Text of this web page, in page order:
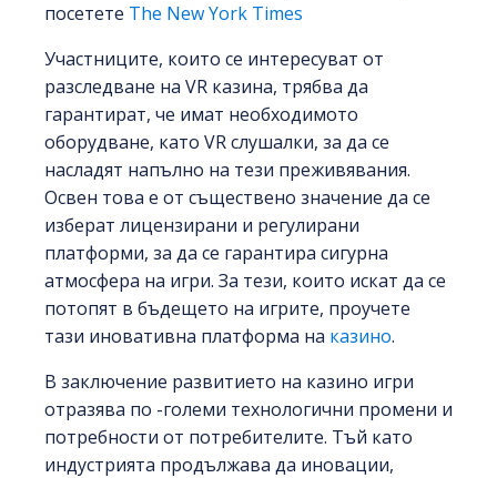
посетете The New York Times
Участниците, които се интересуват от
разследване на VR казина, трябва да
гарантират, че имат необходимото
оборудване, като VR слушалки, за да се
насладят напълно на тези преживявания.
Освен това е от съществено значение да се
изберат лицензирани и регулирани
платформи, за да се гарантира сигурна
атмосфера на игри. За тези, които искат да се
потопят в бъдещето на игрите, проучете
тази иновативна платформа на казино.
В заключение развитието на казино игри
отразява по -големи технологични промени и
потребности от потребителите. Тъй като
индустрията продължава да иновации,